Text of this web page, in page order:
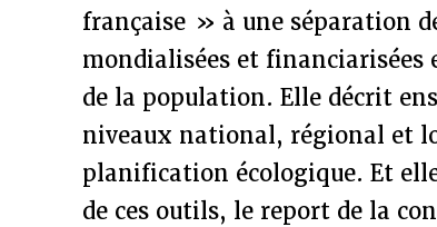
française » à une séparation
mondialisées et financiarisées
de la population. Elle décrit
niveaux national, régional et
planification écologique. Et
de ces outils, le report de la